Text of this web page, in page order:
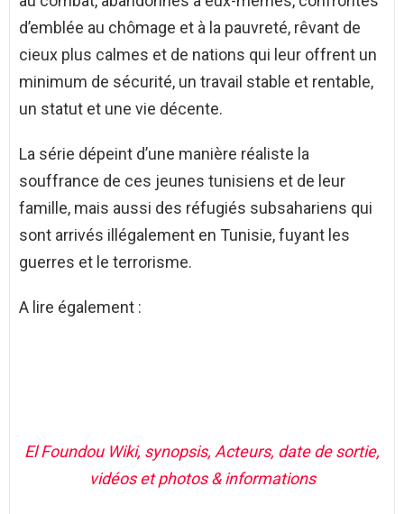
d’emblée au chômage et à la pauvreté, rêvant de
cieux plus calmes et de nations qui leur offrent un
minimum de sécurité, un travail stable et rentable,
un statut et une vie décente.
La série dépeint d’une manière réaliste la
souffrance de ces jeunes tunisiens et de leur
famille, mais aussi des réfugiés subsahariens qui
sont arrivés illégalement en Tunisie, fuyant les
guerres et le terrorisme.
A lire également :
El Foundou Wiki, synopsis, Acteurs, date de sortie,
vidéos et photos & informations